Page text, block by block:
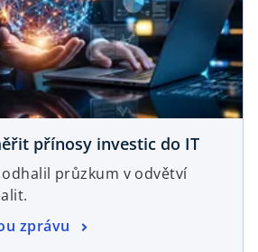
přínosy investic do IT
průzkum v odvětví
zprávu